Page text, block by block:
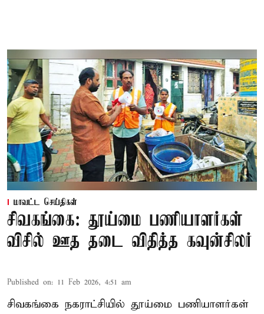
மாவட்ட செய்திகள்
சிவகங்கை: தூய்மை பணியாளர்கள்
விசில் ஊத தடை விதித்த கவுன்சிலர்
Published on: 11 Feb 2026, 4:51 am
சிவகங்கை நகராட்சியில் தூய்மை பணியாளர்கள்